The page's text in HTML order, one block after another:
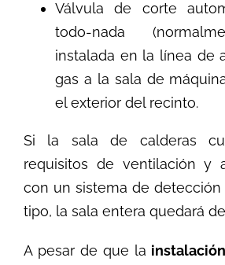
Válvula de corte
todo-nada
instalada en la línea de
gas a la sala de
el exterior del recinto.
Si la sala de calderas
requisitos de ventilación y
con un sistema de
tipo, la sala entera quedará
A pesar de que la